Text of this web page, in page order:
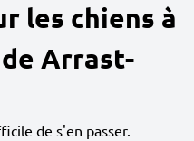
les chiens à
Arrast-
de s'en passer.